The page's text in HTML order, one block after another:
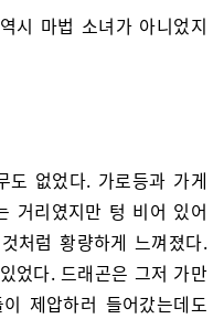
시 마법 소녀가 아니었지
도 없었다. 가로등과 가게
거리였지만 텅 비어 있어
처럼 황량하게 느껴졌다.
었다. 드래곤은 그저 가만
제압하러 들어갔는데도